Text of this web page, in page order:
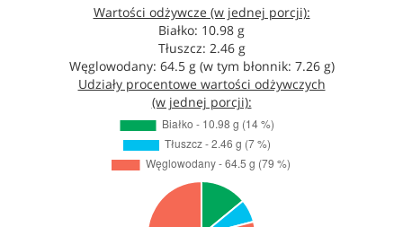
Wartości odżywcze (w jednej porcji):
Białko: 10.98 g
Tłuszcz: 2.46 g
Węglowodany: 64.5 g (w tym błonnik: 7.26 g)
Udziały procentowe wartości odżywczych
(w jednej porcji):